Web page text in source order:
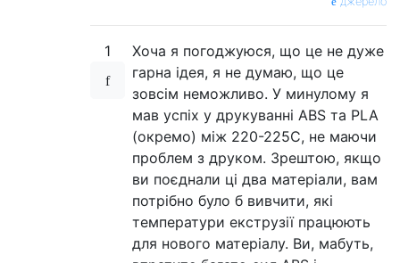
1
Хоча я погоджуюся, що це не дуже
гарна ідея, я не думаю, що це
зовсім неможливо. У минулому я
мав успіх у друкуванні ABS та PLA
(окремо) між 220-225C, не маючи
проблем з друком. Зрештою, якщо
ви поєднали ці два матеріали, вам
потрібно було б вивчити, які
температури екструзії працюють
для нового матеріалу. Ви, мабуть,